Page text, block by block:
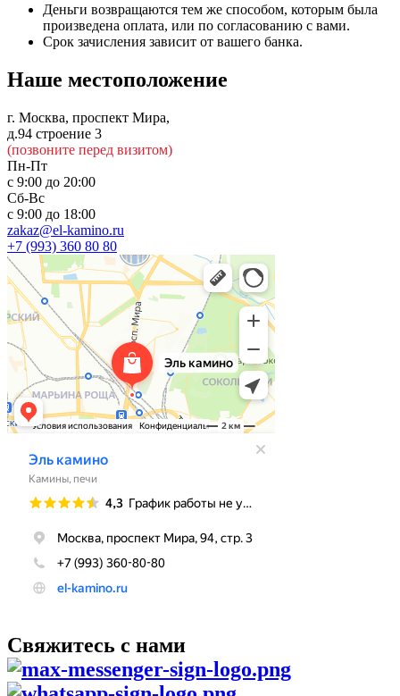
Деньги возвращаются тем же способом, которым была
произведена оплата, или по согласованию с вами.
Срок зачисления зависит от вашего банка.
Наше местоположение
г. Москва, проспект Мира,
д.94 строение 3
(позвоните перед визитом)
Пн-Пт
с 9:00 до 20:00
Сб-Вс
с 9:00 до 18:00
zakaz@el-kamino.ru
+7 (993) 360 80 80
Свяжитесь с нами